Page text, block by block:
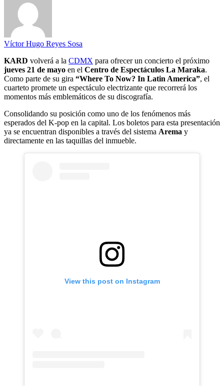
Víctor Hugo Reyes Sosa
KARD volverá a la CDMX para ofrecer un concierto el próximo
jueves 21 de mayo en el Centro de Espectáculos La Maraka.
Como parte de su gira “Where To Now? In Latin America”, el
cuarteto promete un espectáculo electrizante que recorrerá los
momentos más emblemáticos de su discografía.
Consolidando su posición como uno de los fenómenos más
esperados del K-pop en la capital. Los boletos para esta presentación
ya se encuentran disponibles a través del sistema Arema y
directamente en las taquillas del inmueble.
View this post on Instagram